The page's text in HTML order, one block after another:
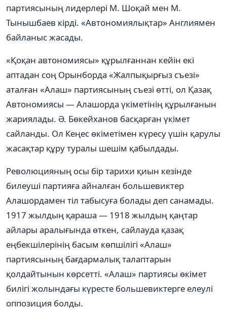
партиясының лидерлері М. Шоқай мен М.
Тынышбаев кірді. «Автономиялықтар» Англиямен
байланыс жасады.
«Қоқан автономиясы» құрылғаннан кейін екі
аптадан соң Орынборда «Жалпықырғыз съезі»
аталған «Алаш» партиясының съезі өтті, ол Қазақ
Автономиясы — Алашорда үкіметінің құрылғанын
жариялады. Ә. Бөкейханов басқарған үкімет
сайланды. Ол Кеңес өкіметімен күресу үшін қарулы
жасақтар құру туралы шешім қабылдады.
Революцияның осы бір тарихи қиын кезінде
билеуші партияға айналған большевиктер
Алашордамен тіл табысуға болады деп санамады.
1917 жылдың қараша — 1918 жылдың қаңтар
айлары аралығында өткен, сайлауда қазақ
еңбекшілерінің басым көпшілігі «Алаш»
партиясының бағдармалық талаптарын
қолдайтынын көрсетті. «Алаш» партиясы өкімет
билігі жолындағы күресте большевиктерге елеулі
оппозиция болды.